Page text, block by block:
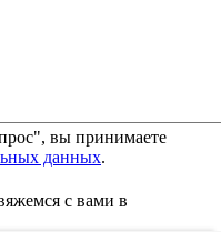
вы принимаете
данных.
с вами в